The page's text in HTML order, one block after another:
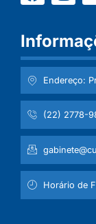
Endereço:
(22) 2778-
Horário de